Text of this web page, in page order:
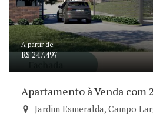
A partir de:
R$ 247.497
Apartamento à Venda com
Jardim Esmeralda, Campo